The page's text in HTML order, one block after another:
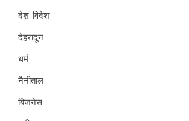
देश-विदेश
देहरादून
धर्म
नैनीताल
बिजनेस